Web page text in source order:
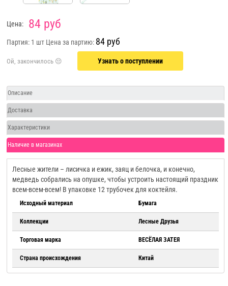
Цена: 84 руб
Партия: 1 шт Цена за партию: 84 руб
Узнать о поступлении
Описание
Доставка
Характеристики
Наличие в магазинах
Лесные жители – лисичка и ежик, заяц и белочка, и конечно,
медведь собрались на опушке, чтобы устроить настоящий праздник
всем-всем-всем! В упаковке 12 трубочек для коктейля.
Исходный материал Бумага
Коллекции Лесные Друзья
Торговая марка ВЕСЁЛАЯ ЗАТЕЯ
Страна происхождения Китай